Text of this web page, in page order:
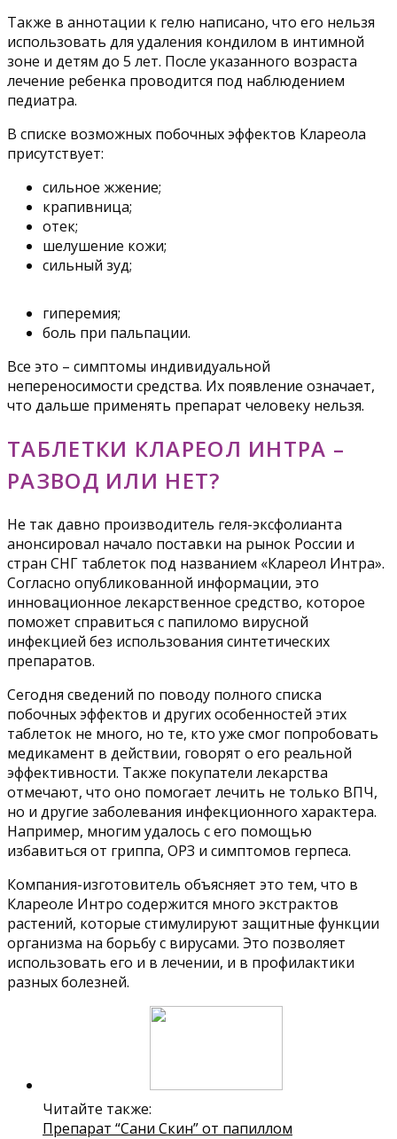
Также в аннотации к гелю написано, что его нельзя
использовать для удаления кондилом в интимной
зоне и детям до 5 лет. После указанного возраста
лечение ребенка проводится под наблюдением
педиатра.
В списке возможных побочных эффектов Клареола
присутствует:
сильное жжение;
крапивница;
отек;
шелушение кожи;
сильный зуд;
гиперемия;
боль при пальпации.
Все это – симптомы индивидуальной
непереносимости средства. Их появление означает,
что дальше применять препарат человеку нельзя.
ТАБЛЕТКИ КЛАРЕОЛ ИНТРА –
РАЗВОД ИЛИ НЕТ?
Не так давно производитель геля-эксфолианта
анонсировал начало поставки на рынок России и
стран СНГ таблеток под названием «Клареол Интра».
Согласно опубликованной информации, это
инновационное лекарственное средство, которое
поможет справиться с папиломо вирусной
инфекцией без использования синтетических
препаратов.
Сегодня сведений по поводу полного списка
побочных эффектов и других особенностей этих
таблеток не много, но те, кто уже смог попробовать
медикамент в действии, говорят о его реальной
эффективности. Также покупатели лекарства
отмечают, что оно помогает лечить не только ВПЧ,
но и другие заболевания инфекционного характера.
Например, многим удалось с его помощью
избавиться от гриппа, ОРЗ и симптомов герпеса.
Компания-изготовитель объясняет это тем, что в
Клареоле Интро содержится много экстрактов
растений, которые стимулируют защитные функции
организма на борьбу с вирусами. Это позволяет
использовать его и в лечении, и в профилактики
разных болезней.
Читайте также:
Препарат “Сани Скин” от папиллом